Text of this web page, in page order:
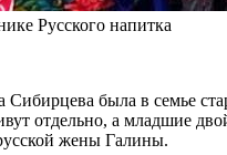
Русского напитка
была в семье
отдельно, а младшие
жены Галины.